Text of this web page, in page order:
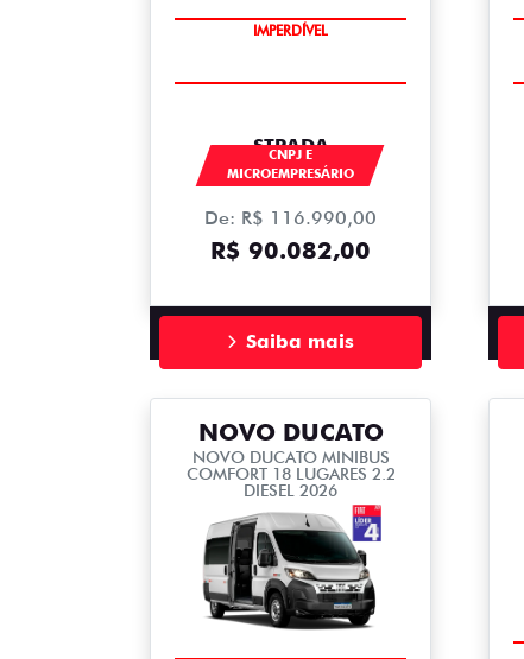
IMPERDÍVEL
STRADA
CNPJ E
MICROEMPRESÁRIO
De: R$ 116.990,00
R$ 90.082,00
Saiba mais
NOVO DUCATO
NOVO DUCATO MINIBUS
COMFORT 18 LUGARES 2.2
DIESEL 2026